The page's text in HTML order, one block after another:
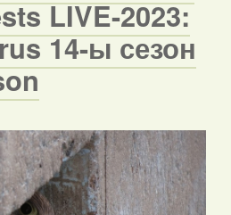
LIVE-2023:
14-ы сезон